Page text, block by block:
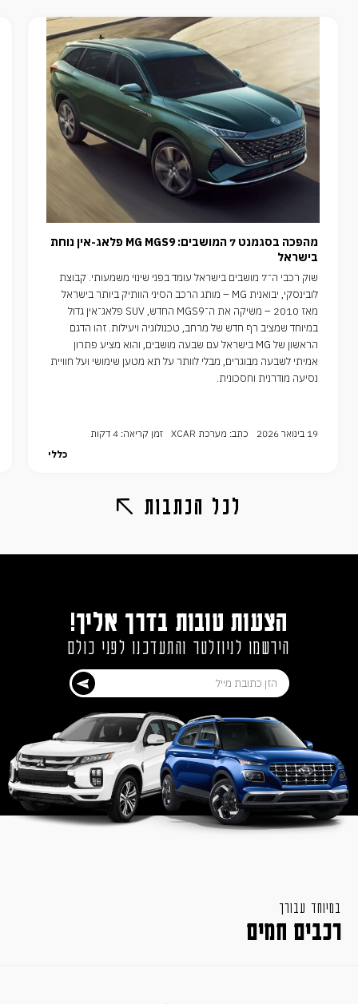
מהפכה בסגמנט 7 המושבים: MG MGS9 פלאג-אין נוחת
בישראל
שוק רכבי ה־7 מושבים בישראל עומד בפני שינוי משמעותי. קבוצת
לובינסקי, יבואנית MG – מותג הרכב הסיני הוותיק ביותר בישראל
מאז 2010 – משיקה את ה־MGS9 החדש, SUV פלאג־אין גדול
במיוחד שמציב רף חדש של מרחב, טכנולוגיה ויעילות. זהו הדגם
הראשון של MG בישראל עם שבעה מושבים, והוא מציע פתרון
אמיתי לשבעה מבוגרים, מבלי לוותר על תא מטען שימושי ועל חוויית
נסיעה מודרנית וחסכונית.
19 בינואר 2026 כתב: מערכת XCAR
זמן קריאה: 4 דקות
כללי
לכל הכתבות
הצעות טובות בדרך אליך!
הירשמו לניוזלטר והתעדכנו לפני כולם
במיוחד עבורך
רכבים חמים